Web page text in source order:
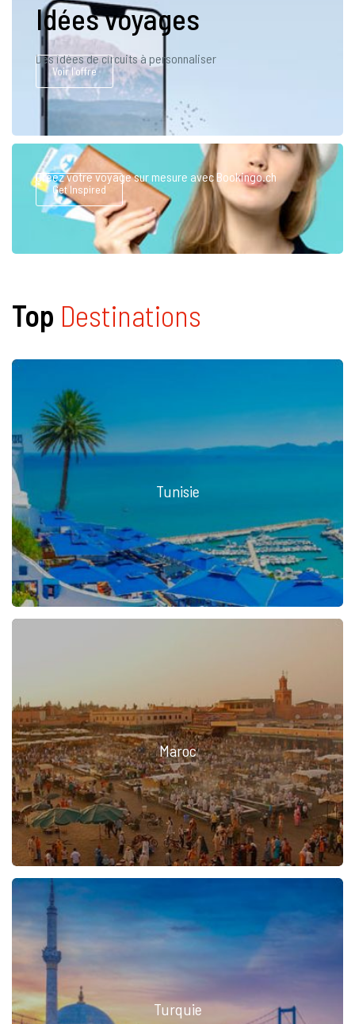
Idées voyages
Des idées de circuits à personnaliser
Voir l'offre
Créez votre voyage sur mesure avec Bookingo.ch
Get Inspired
Top Destinations
Tunisie
Maroc
Turquie